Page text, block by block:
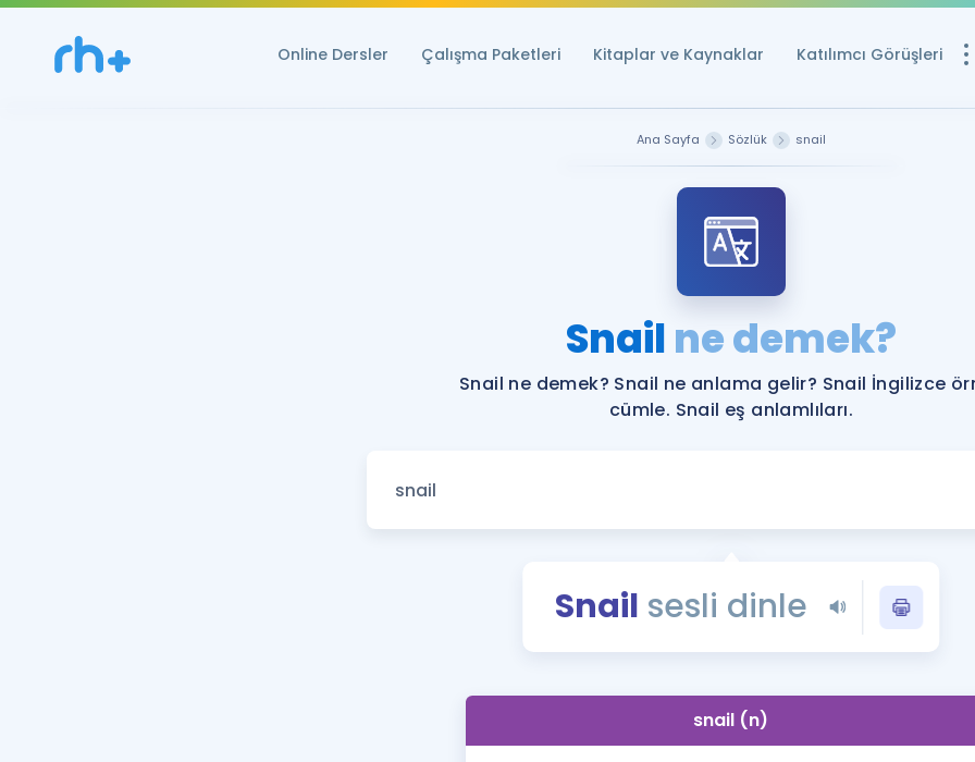
Online Dersler Çalışma Paketleri Kitaplar ve Kaynaklar Katılımcı Görüşleri
YDS ve YÖKDİL
Rehberlik Aracı
YDS ve YÖKDİL'e
Tüm ÖSYM
Blog
YDS - YÖKDİL
İngilizce Gramer
Ana Sayfa Sözlük snail
Snailne demek?
Snail ne demek? Snail ne anlama gelir? Snail İngilizce
cümle. Snail eş anlamlıları.
Snail sesli dinle
snail (n)